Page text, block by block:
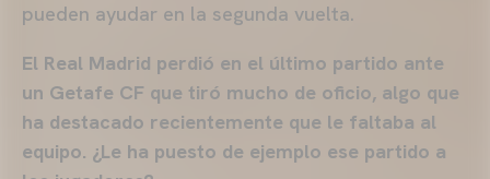
pueden ayudar en la segunda vuelta.
El Real Madrid perdió en el último partido ante
un Getafe CF que tiró mucho de oficio, algo que
ha destacado recientemente que le faltaba al
equipo. ¿Le ha puesto de ejemplo ese partido a